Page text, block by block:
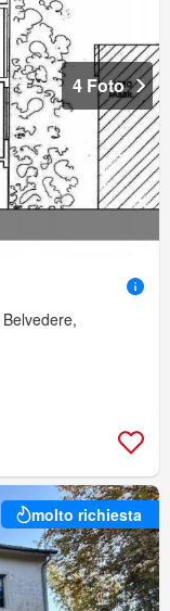
4 Foto
molto richiesta